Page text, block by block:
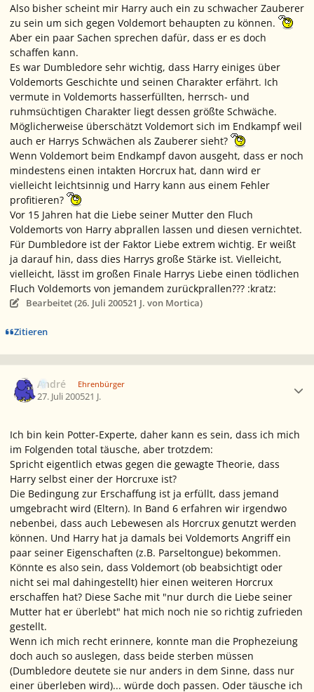
Also bisher scheint mir Harry auch ein zu schwacher Zauberer
zu sein um sich gegen Voldemort behaupten zu können.
Aber ein paar Sachen sprechen dafür, dass er es doch
schaffen kann.
Es war Dumbledore sehr wichtig, dass Harry einiges über
Voldemorts Geschichte und seinen Charakter erfährt. Ich
vermute in Voldemorts hasserfüllten, herrsch- und
ruhmsüchtigen Charakter liegt dessen größte Schwäche.
Möglicherweise überschätzt Voldemort sich im Endkampf weil
auch er Harrys Schwächen als Zauberer sieht?
Wenn Voldemort beim Endkampf davon ausgeht, dass er noch
mindestens einen intakten Horcrux hat, dann wird er
vielleicht leichtsinnig und Harry kann aus einem Fehler
profitieren?
Vor 15 Jahren hat die Liebe seiner Mutter den Fluch
Voldemorts von Harry abprallen lassen und diesen vernichtet.
Für Dumbledore ist der Faktor Liebe extrem wichtig. Er weißt
ja darauf hin, dass dies Harrys große Stärke ist. Vielleicht,
vielleicht, lässt im großen Finale Harrys Liebe einen tödlichen
Fluch Voldemorts von jemandem zurückprallen??? :kratz:
Bearbeitet (26. Juli 200521 J. von Mortica)
Zitieren
André Ehrenbürger
27. Juli 200521 J.
Ich bin kein Potter-Experte, daher kann es sein, dass ich mich
im Folgenden total täusche, aber trotzdem:
Spricht eigentlich etwas gegen die gewagte Theorie, dass
Harry selbst einer der Horcruxe ist?
Die Bedingung zur Erschaffung ist ja erfüllt, dass jemand
umgebracht wird (Eltern). In Band 6 erfahren wir irgendwo
nebenbei, dass auch Lebewesen als Horcrux genutzt werden
können. Und Harry hat ja damals bei Voldemorts Angriff ein
paar seiner Eigenschaften (z.B. Parseltongue) bekommen.
Könnte es also sein, dass Voldemort (ob beabsichtigt oder
nicht sei mal dahingestellt) hier einen weiteren Horcrux
erschaffen hat? Diese Sache mit "nur durch die Liebe seiner
Mutter hat er überlebt" hat mich noch nie so richtig zufrieden
gestellt.
Wenn ich mich recht erinnere, konnte man die Prophezeiung
doch auch so auslegen, dass beide sterben müssen
(Dumbledore deutete sie nur anders in dem Sinne, dass nur
einer überleben wird)... würde doch passen. Oder täusche ich